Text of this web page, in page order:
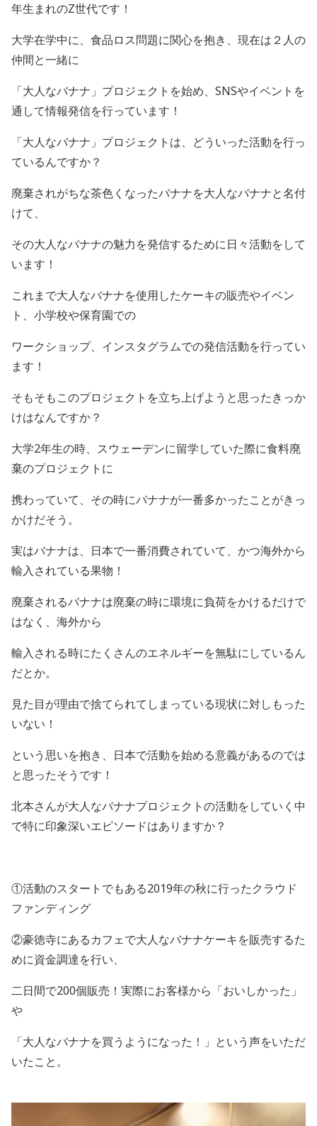
年生まれのZ世代です！
大学在学中に、食品ロス問題に関心を抱き、現在は２人の
仲間と一緒に
「大人なバナナ」プロジェクトを始め、 SNSやイベントを
通して情報発信を行っています！
「大人なバナナ」プロジェクトは、どういった活動を行っ
ているんですか？
廃棄されがちな茶色くなったバナナを大人なバナナと名付
けて、
その大人なバナナの魅力を発信するために日々活動をして
います！
これまで大人なバナナを使用したケーキの販売やイベン
ト、小学校や保育園での
ワークショップ、インスタグラムでの発信活動を行ってい
ます！
そもそもこのプロジェクトを立ち上げようと思ったきっか
けはなんですか？
大学2年生の時、スウェーデンに留学していた際に食料廃
棄のプロジェクトに
携わっていて、その時にバナナが一番多かったことがきっ
かけだそう。
実はバナナは、日本で一番消費されていて、かつ海外から
輸入されている果物！
廃棄されるバナナは廃棄の時に環境に負荷をかけるだけで
はなく、海外から
輸入される時にたくさんのエネルギーを無駄にしているん
だとか。
見た目が理由で捨てられてしまっている現状に対しもった
いない！
という思いを抱き、日本で活動を始める意義があるのでは
と思ったそうです！
北本さんが大人なバナナプロジェクトの活動をしていく中
で特に印象深いエピソードはありますか？
①活動のスタートでもある2019年の秋に行ったクラウド
ファンディング
②豪徳寺にあるカフェで大人なバナナケーキを販売するた
めに資金調達を行い、
二日間で200個販売！実際にお客様から「おいしかった」
や
「大人なバナナを買うようになった！」という声をいただ
いたこと。